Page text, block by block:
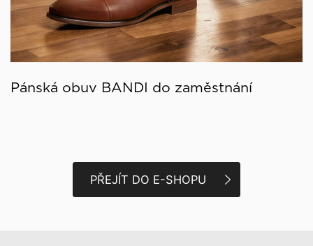
Pánská obuv BANDI do zaměstnání
PŘEJÍT DO E-SHOPU